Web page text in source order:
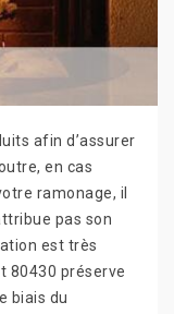
afin d’assurer
en cas
ramonage, il
pas son
est très
80430 préserve
biais du